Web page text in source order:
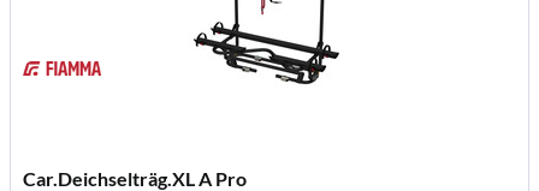
Car.Deichselträg.XL A Pro